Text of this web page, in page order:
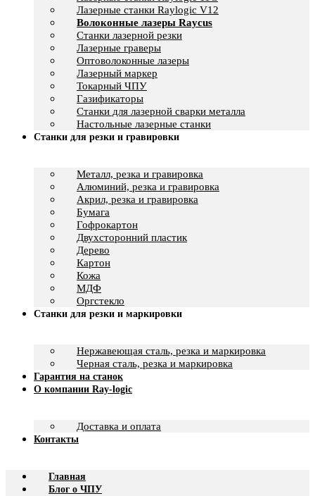
Лазерные станки Raylogic V12
Волоконные лазеры Raycus
Станки лазерной резки
Лазерные граверы
Оптоволоконные лазеры
Лазерный маркер
Токарный ЧПУ
Газификаторы
Cтанки для лазерной сварки металла
Настольные лазерные станки
Станки для резки и гравировки
Металл, резка и гравировка
Алюминий, резка и гравировка
Акрил, резка и гравировка
Бумага
Гофрокартон
Двухсторонний пластик
Дерево
Картон
Кожа
МДФ
Оргстекло
Станки для резки и маркировки
Нержавеющая сталь, резка и маркировка
Черная сталь, резка и маркировка
Гарантия на станок
О компании Ray-logic
Доставка и оплата
Контакты
Главная
Блог о ЧПУ